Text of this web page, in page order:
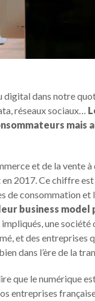
digital dans notre
réseaux sociaux…
mais
et de la vente
2017. Ce chiffre
de consommation et
business model
une
et des entreprises
dans l’ère de la
que le numérique
entreprises